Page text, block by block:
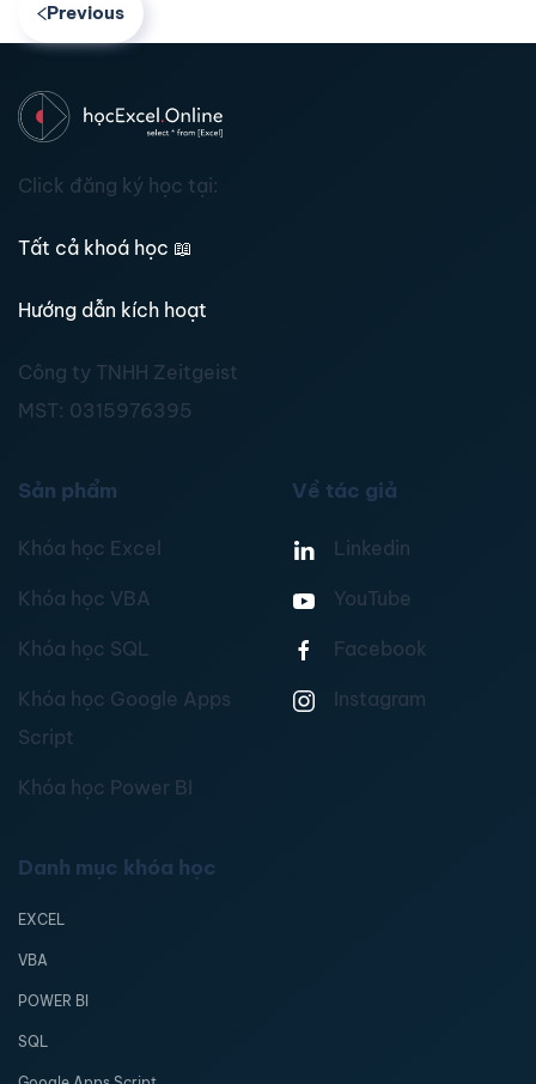
Previous
Click đăng ký học tại:
Tất cả khoá học 📖
Hướng dẫn kích hoạt
Công ty TNHH Zeitgeist
MST: 0315976395
Sản phẩm
Khóa học Excel
Khóa học VBA
Khóa học SQL
Khóa học Google Apps
Script
Khóa học Power BI
Về tác giả
Linkedin
YouTube
Facebook
Instagram
Danh mục khóa học
EXCEL
VBA
POWER BI
SQL